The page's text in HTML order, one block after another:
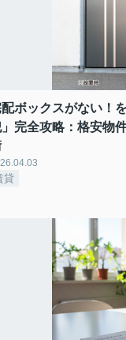
ボックスがない！
完全攻略：格安物
貸